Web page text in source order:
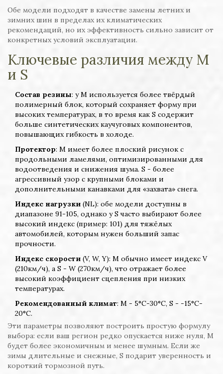
Обе модели подходят в качестве замены летних и
зимних шин в пределах их климатических
рекомендаций, но их эффективность сильно зависит от
конкретных условий эксплуатации.
Ключевые различия между M
и S
Состав резины: у M используется более твёрдый
полимерный блок, который сохраняет форму при
высоких температурах, в то время как S содержит
больше синтетических каучуговых компонентов,
повышающих гибкость в холоде.
Протектор: M имеет более плоский рисунок с
продольными ламелями, оптимизированными для
водоотведения и снижения шума. S - более
агрессивный узор с крупными блоками и
дополнительными канавками для «захвата» снега.
Индекс нагрузки (NL): обе модели доступны в
диапазоне 91-105, однако у S часто выбирают более
высокий индекс (пример: 101) для тяжёлых
автомобилей, которым нужен больший запас
прочности.
Индекс скорости (V, W, Y): M обычно имеет индекс V
(210км/ч), а S - W (270км/ч), что отражает более
высокий коэффициент сцепления при низких
температурах.
Рекомендованный климат: M - 5°C-30°C, S - -15°C-
20°C.
Эти параметры позволяют построить простую формулу
выбора: если ваш регион редко опускается ниже нуля, M
будет более экономичным и менее шумным. Если же
зимы длительные и снежные, S подарит уверенность и
короткий тормозной путь.